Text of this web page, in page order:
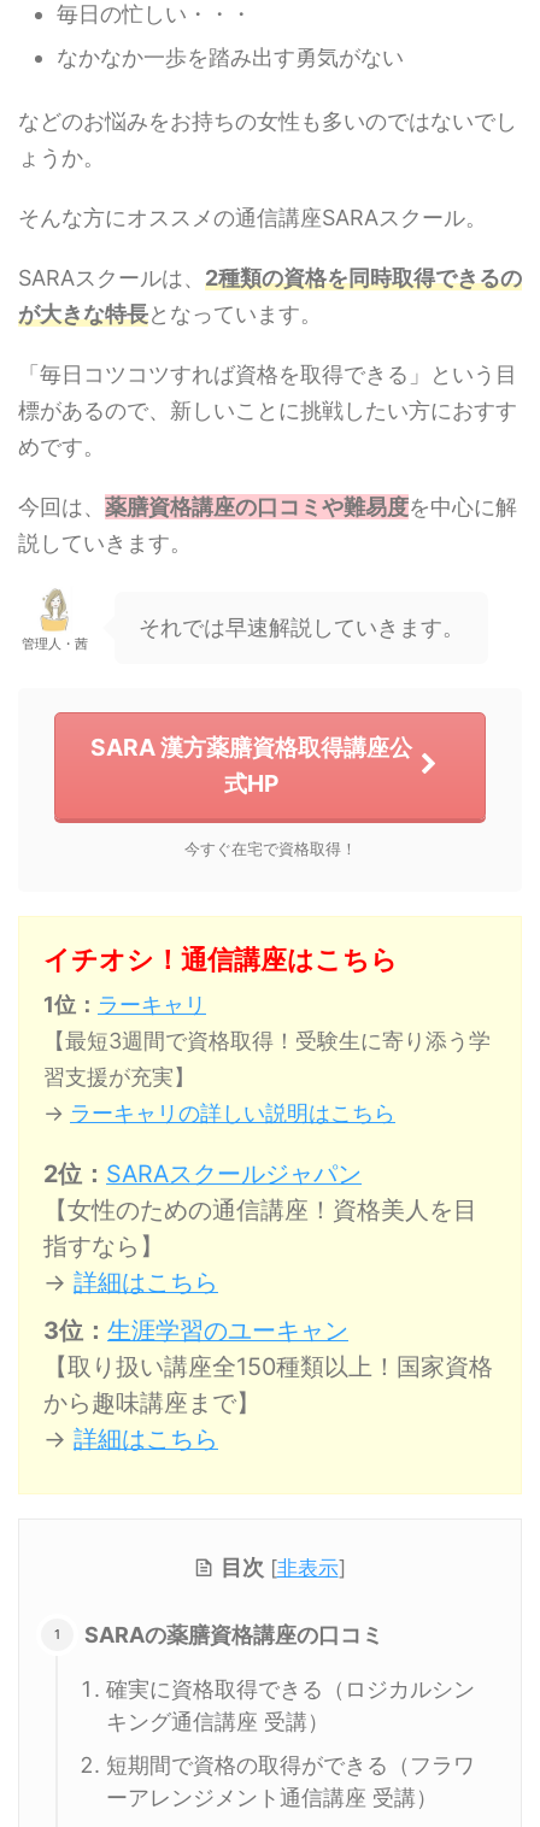
毎日の忙しい・・・
なかなか一歩を踏み出す勇気がない
などのお悩みをお持ちの女性も多いのではないでし
ょうか。
そんな方にオススメの通信講座SARAスクール。
SARAスクールは、 2種類の資格を同時取得できるの
が大きな特長となっています。
「毎日コツコツすれば資格を取得できる」という目
標があるので、新しいことに挑戦したい方におすす
めです。
今回は、 薬膳資格講座の口コミや難易度を中心に解
説していきます。
管理人・茜
それでは早速解説していきます。
SARA 漢方薬膳資格取得講座公
式HP
今すぐ在宅で資格取得！
イチオシ！通信講座はこちら
1位： ラーキャリ
【最短3週間で資格取得！受験生に寄り添う学
習支援が充実】
→ ラーキャリの詳しい説明はこちら
2位： SARAスクールジャパン
【女性のための通信講座！資格美人を目
指すなら】
→ 詳細はこちら
3位： 生涯学習のユーキャン
【取り扱い講座全150種類以上！国家資格
から趣味講座まで】
→ 詳細はこちら
目次 [非表示]
SARAの薬膳資格講座の口コミ
確実に資格取得できる（ロジカルシン
キング通信講座 受講）
短期間で資格の取得ができる（フラワ
ーアレンジメント通信講座 受講）